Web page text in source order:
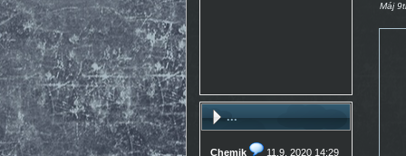
...
Chemik
11.9. 2020 14:29
Máj